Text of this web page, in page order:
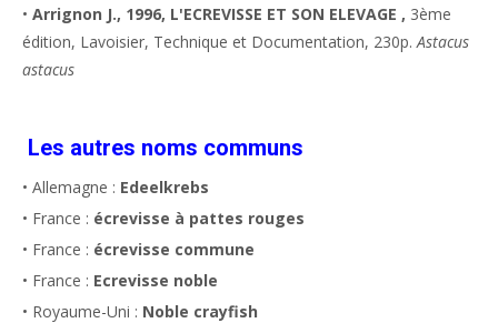
• Arrignon J., 1996, L'ECREVISSE ET SON ELEVAGE , 3ème
édition, Lavoisier, Technique et Documentation, 230p.Astacus
astacus
Les autres noms communs
• Allemagne : Edeelkrebs
• France : écrevisse à pattes rouges
• France : écrevisse commune
• France : Ecrevisse noble
• Royaume-Uni : Noble crayfish